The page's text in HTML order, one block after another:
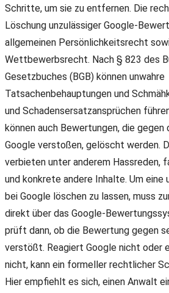
Schritte, um sie zu entfernen. Die
Löschung unzulässiger Google-
allgemeinen Persönlichkeitsrecht
Wettbewerbsrecht. Nach § 823 des
Gesetzbuches (BGB) können unwahre
Tatsachenbehauptungen und
und Schadensersatzansprüchen
können auch Bewertungen, die gegen
Google verstoßen, gelöscht werden.
verbieten unter anderem Hassreden,
und konkrete andere Inhalte. Um eine
bei Google löschen zu lassen, muss
direkt über das Google-
prüft dann, ob die Bewertung gegen
verstößt. Reagiert Google nicht oder
nicht, kann ein formeller rechtlicher
Hier empfiehlt es sich, einen Anwalt